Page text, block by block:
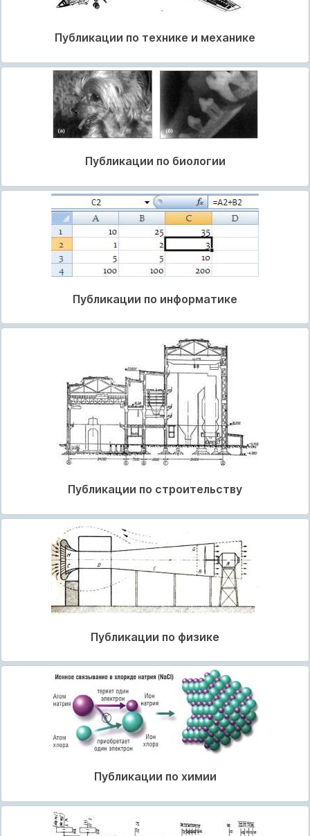
Публикации по технике и механике
Публикации по биологии
Публикации по информатике
Публикации по строительству
Публикации по физике
Публикации по химии